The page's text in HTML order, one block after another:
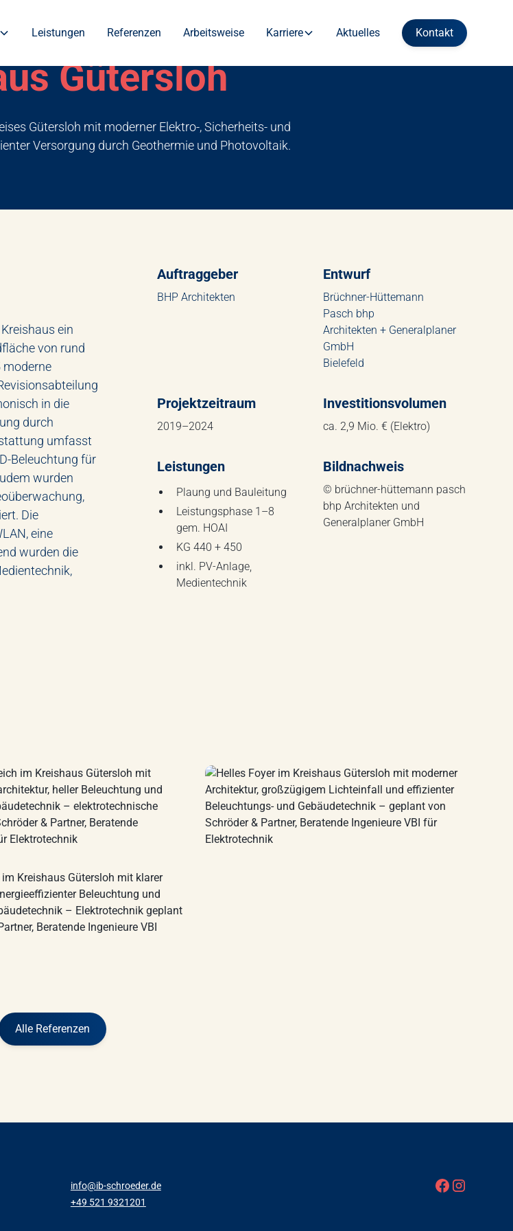
Leistungen Referenzen Arbeitsweise Karriere Aktuelles Kontakt
Gütersloh
Gütersloh mit moderner Elektro-, Sicherheits- und
Versorgung durch Geothermie und Photovoltaik.
ein
von rund
moderne
in die
durch
umfasst
Beleuchtung für
wurden
Die
eine
wurden die
Auftraggeber
BHP Architekten
Entwurf
Brüchner-Hüttemann
Pasch bhp
Architekten + General­planer
GmbH
Bielefeld
Projektzeitraum
2019–2024
Investitionsvolumen
ca. 2,9 Mio. € (Elektro)
Leistungen
Plaung und Bauleitung
Leistungsphase 1–8
gem. HOAI
KG 440 + 450
inkl. PV-Anlage,
Medientechnik
Bildnachweis
© brüchner-hüttemann pasch
bhp Architekten und
Generalplaner GmbH
Alle Referenzen
info@ib-schroeder.de
+49 521 9321201